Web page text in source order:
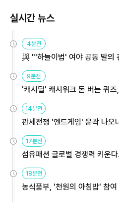
실시간 뉴스
4분전
與 "'하늘이법' 여야 공동 발의
9분전
'캐시딜' 캐시워크 돈 버는 퀴
14분전
관세전쟁 '엔드게임' 윤곽 나
용해야
17분전
섬유패션 글로벌 경쟁력 키운
원
18분전
농식품부, '천원의 아침밥' 참